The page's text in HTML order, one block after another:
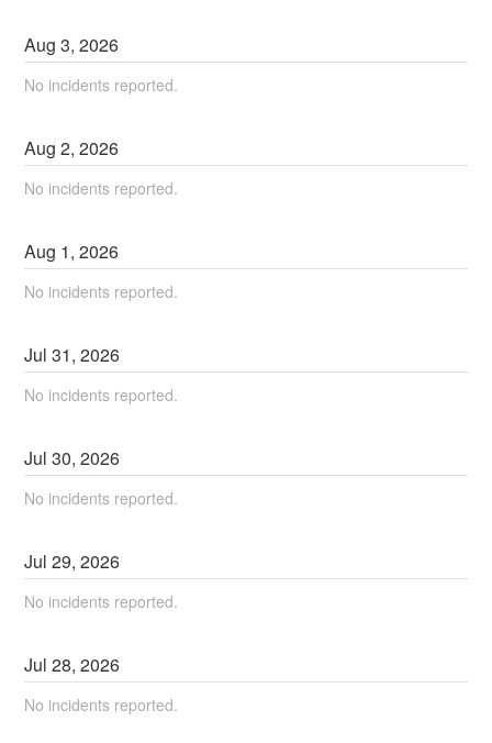
Aug3,2026
No incidents reported.
Aug2,2026
No incidents reported.
Aug 1,2026
No incidents reported.
Jul31,2026
No incidents reported.
Jul30,2026
No incidents reported.
Jul29,2026
No incidents reported.
Jul28,2026
No incidents reported.